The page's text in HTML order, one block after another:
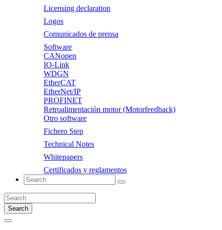
Licensing declaration
Logos
Comunicados de prensa
Software
CANopen
IO-Link
WDGN
EtherCAT
EtherNet/IP
PROFINET
Retroalimentación motor (Motorfeedback)
Otro software
Fichero Step
Technical Notes
Whitepapers
Certificados y reglamentos
Search